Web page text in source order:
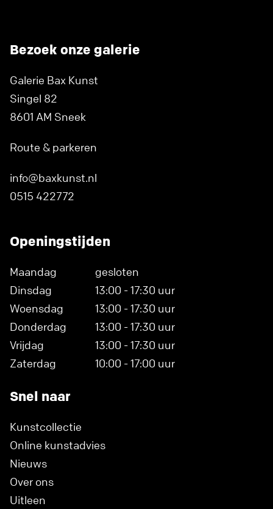
Bezoek onze galerie
Galerie Bax Kunst
Singel 82
8601 AM Sneek
Route & parkeren
info@baxkunst.nl
0515 422772
Openingstijden
Maandag
gesloten
Dinsdag
13:00 - 17:30 uur
Woensdag
13:00 - 17:30 uur
Donderdag
13:00 - 17:30 uur
Vrijdag
13:00 - 17:30 uur
Zaterdag
10:00 - 17:00 uur
Snel naar
Kunstcollectie
Online kunstadvies
Nieuws
Over ons
Uitleen